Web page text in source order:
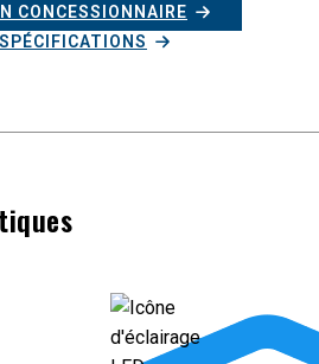
CONCESSIONNAIRE